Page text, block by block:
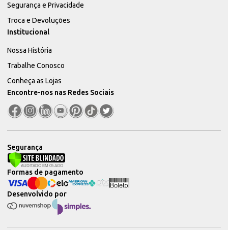
Segurança e Privacidade
Troca e Devoluções
Institucional
Nossa História
Trabalhe Conosco
Conheça as Lojas
Encontre-nos nas Redes Sociais
Segurança
Desenvolvido por
Formas de pagamento